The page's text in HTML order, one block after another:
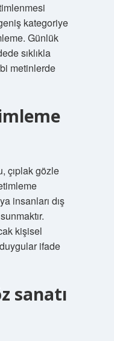
kategoriye
Günlük
sıklıkla
metinlerde
çıplak gözle
insanları dış
kişisel
ifade
sanatı